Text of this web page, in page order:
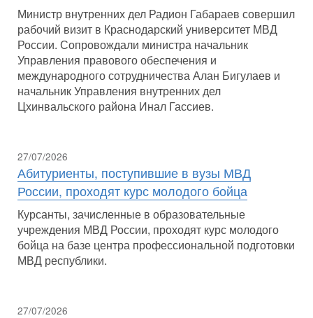
Министр внутренних дел Радион Габараев совершил
рабочий визит в Краснодарский университет МВД
России. Сопровождали министра начальник
Управления правового обеспечения и
международного сотрудничества Алан Бигулаев и
начальник Управления внутренних дел
Цхинвальского района Инал Гассиев.
27/07/2026
Абитуриенты, поступившие в вузы МВД
России, проходят курс молодого бойца
Курсанты, зачисленные в образовательные
учреждения МВД России, проходят курс молодого
бойца на базе центра профессиональной подготовки
МВД республики.
27/07/2026